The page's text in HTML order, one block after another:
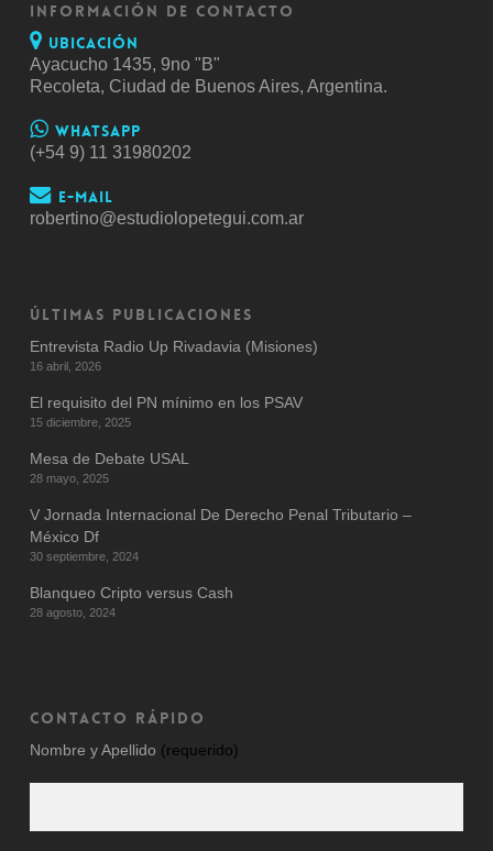
INFORMACIÓN DE CONTACTO
Ubicación
Ayacucho 1435, 9no "B"
Recoleta, Ciudad de Buenos Aires, Argentina.
Whatsapp
(+54 9) 11 31980202
E-mail
robertino@estudiolopetegui.com.ar
ÚLTIMAS PUBLICACIONES
Entrevista Radio Up Rivadavia (Misiones)
16 abril, 2026
El requisito del PN mínimo en los PSAV
15 diciembre, 2025
Mesa de Debate USAL
28 mayo, 2025
V Jornada Internacional De Derecho Penal Tributario –
México Df
30 septiembre, 2024
Blanqueo Cripto versus Cash
28 agosto, 2024
CONTACTO RÁPIDO
Nombre y Apellido (requerido)